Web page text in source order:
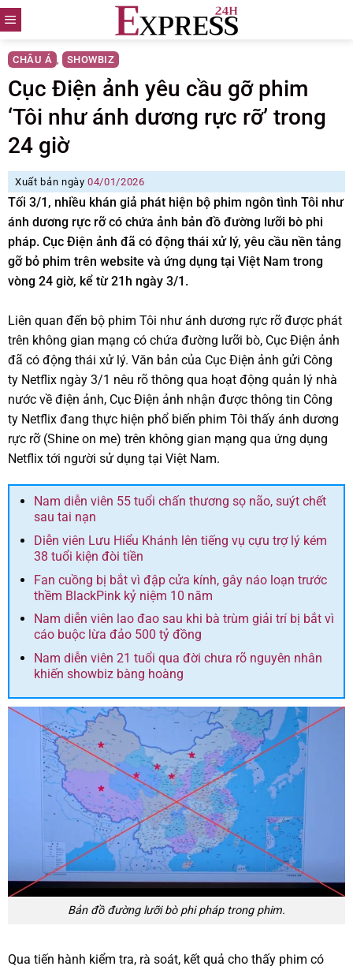
Skip
to
content
CHÂU Á , SHOWBIZ
Cục Điện ảnh yêu cầu gỡ phim
‘Tôi như ánh dương rực rỡ’ trong
24 giờ
Xuất bản ngày04/01/2026
Tối 3/1, nhiều khán giả phát hiện bộ phim ngôn tình Tôi như
ánh dương rực rỡ có chứa ảnh bản đồ đường lưỡi bò phi
pháp. Cục Điện ảnh đã có động thái xử lý, yêu cầu nền tảng
gỡ bỏ phim trên website và ứng dụng tại Việt Nam trong
vòng 24 giờ, kể từ 21h ngày 3/1.
Liên quan đến bộ phim Tôi như ánh dương rực rỡ được phát
trên không gian mạng có chứa đường lưỡi bò, Cục Điện ảnh
đã có động thái xử lý. Văn bản của Cục Điện ảnh gửi Công
ty Netflix ngày 3/1 nêu rõ thông qua hoạt động quản lý nhà
nước về điện ảnh, Cục Điện ảnh nhận được thông tin Công
ty Netflix đang thực hiện phổ biến phim Tôi thấy ánh dương
rực rỡ (Shine on me) trên không gian mạng qua ứng dụng
Netflix tới người sử dụng tại Việt Nam.
Nam diễn viên 55 tuổi chấn thương sọ não, suýt chết
sau tai nạn
Diễn viên Lưu Hiểu Khánh lên tiếng vụ cựu trợ lý kém
38 tuổi kiện đòi tiền
Fan cuồng bị bắt vì đập cửa kính, gây náo loạn trước
thềm BlackPink kỷ niệm 10 năm
Nam diễn viên lao đao sau khi bà trùm giải trí bị bắt vì
cáo buộc lừa đảo 500 tỷ đồng
Nam diễn viên 21 tuổi qua đời chưa rõ nguyên nhân
khiến showbiz bàng hoàng
Bản đồ đường lưỡi bò phi pháp trong phim.
Qua tiến hành kiểm tra, rà soát, kết quả cho thấy phim có